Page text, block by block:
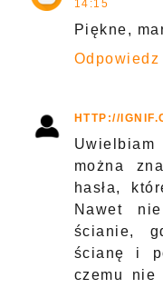
14:15
Piękne,
Odpowiedz
HTTP://
można
hasła,
Nawet
ścianie,
ścianę i
czemu nie